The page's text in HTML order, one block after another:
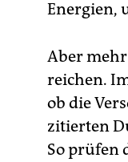
Energien,
Aber
reichen.
ob die
zitierten
So prüfen